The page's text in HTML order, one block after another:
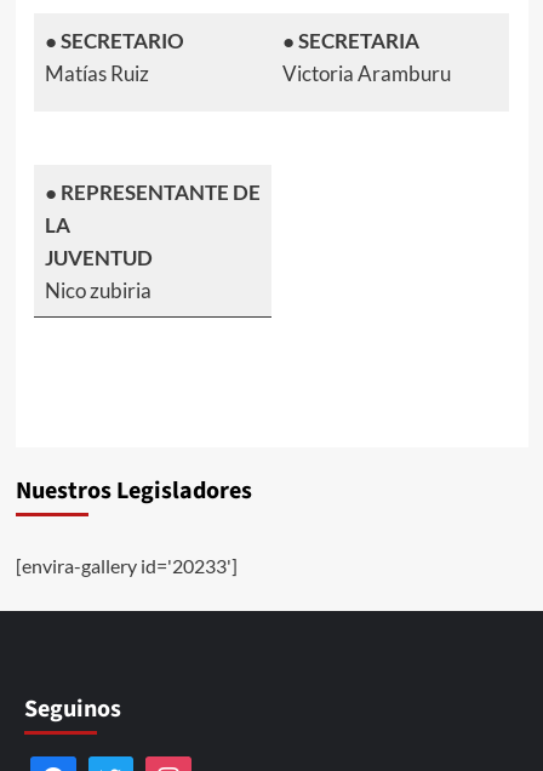
●SECRETARIO
Matías Ruiz
●SECRETARIA
Victoria Aramburu
● REPRESENTANTE DE
LA
JUVENTUD
Nico zubiria
Nuestros Legisladores
[envira-gallery id='20233']
Seguinos